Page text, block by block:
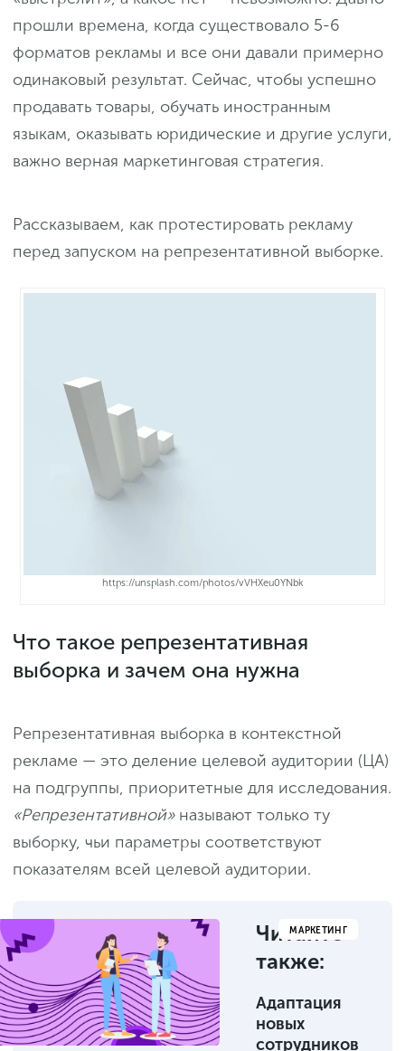
прошли времена, когда существовало 5-6
форматов рекламы и все они давали примерно
одинаковый результат. Сейчас, чтобы успешно
продавать товары, обучать иностранным
языкам, оказывать юридические и другие услуги,
важно верная маркетинговая стратегия.
Рассказываем, как протестировать рекламу
перед запуском на репрезентативной выборке.
https://unsplash.com/photos/vVHXeu0YNbk
Что такое репрезентативная
выборка и зачем она нужна
Репрезентативная выборка в контекстной
рекламе — это деление целевой аудитории (ЦА)
на подгруппы, приоритетные для исследования.
«Репрезентативной»называют только ту
выборку, чьи параметры соответствуют
показателям всей целевой аудитории.
МАРКЕТИНГ
Читайте
также:
Адаптация
новых
сотрудников